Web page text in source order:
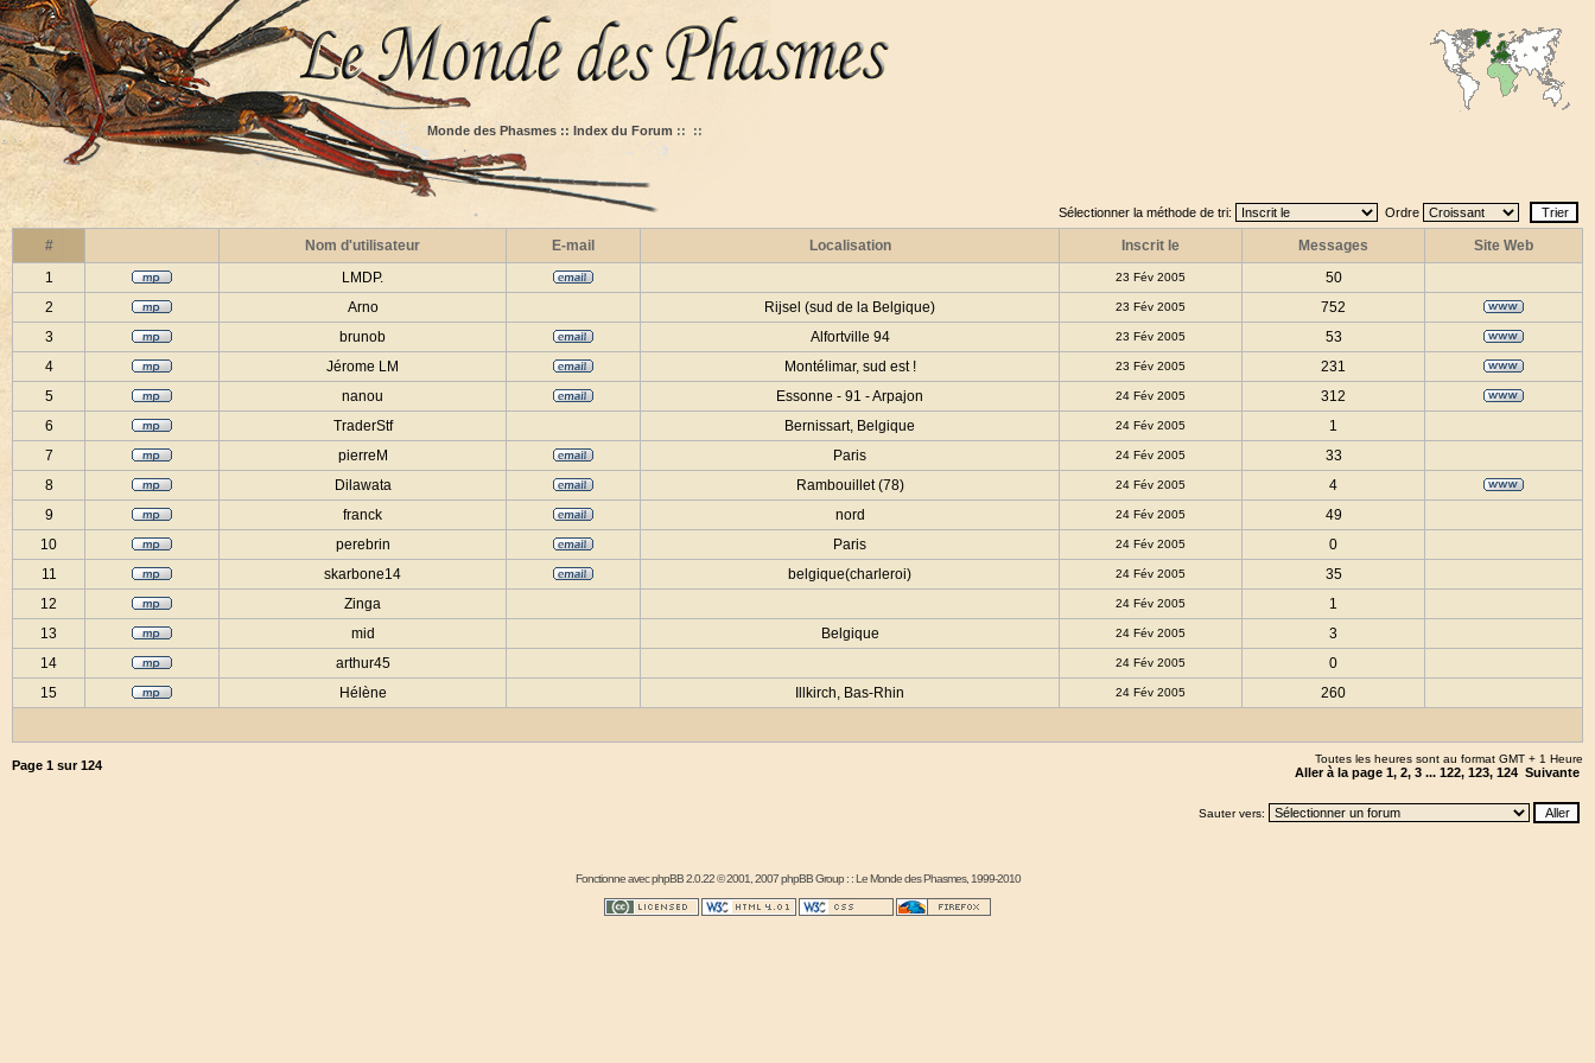
Monde des Phasmes :: Index du Forum :: ::
Sélectionner la méthode de tri: Ordre
# Nom d'utilisateur E-mail Localisation Inscrit le Messages
Site Web
1
LMDP. 23 Fév 2005
50
2
Arno Rijsel (sud de la Belgique) 23 Fév 2005
752
3
brunob Alfortville 94 23 Fév 2005
53
4
Jérome LM Montélimar, sud est ! 23 Fév 2005
231
5
nanou Essonne - 91 - Arpajon 24 Fév 2005
312
6
TraderStf Bernissart, Belgique 24 Fév 2005
1
7
pierreM Paris 24 Fév 2005
33
8
Dilawata Rambouillet (78) 24 Fév 2005
4
9
franck nord 24 Fév 2005
49
10
perebrin Paris 24 Fév 2005
0
11
skarbone14 belgique(charleroi) 24 Fév 2005
35
12
Zinga 24 Fév 2005
1
13
mid Belgique 24 Fév 2005
3
14
arthur45 24 Fév 2005
0
15
Hélène Illkirch, Bas-Rhin 24 Fév 2005 260
Page 1 sur124 Toutes les heures sont au format GMT + 1 Heure
Aller à la page 1, 2, 3 ... 122, 123, 124 Suivante
Sauter vers:
Fonctionne avecphpBB2.0.22 © 2001, 2007 phpBB Group : :Le Monde des Phasmes, 1999-2010